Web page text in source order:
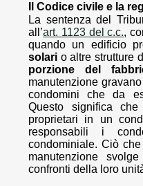
Il Codice civile e la
La sentenza del
all’art. 1123 del c.c.,
quando un edificio
solari o altre strutture
porzione del
manutenzione
condomini che da
Questo significa
proprietari in un
responsabili i
condominiale. Ciò
manutenzione
confronti della loro